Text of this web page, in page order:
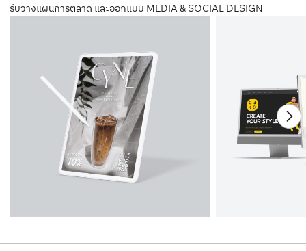
รับวางแผนการตลาด และออกแบบ MEDIA & SOCIAL DESIGN